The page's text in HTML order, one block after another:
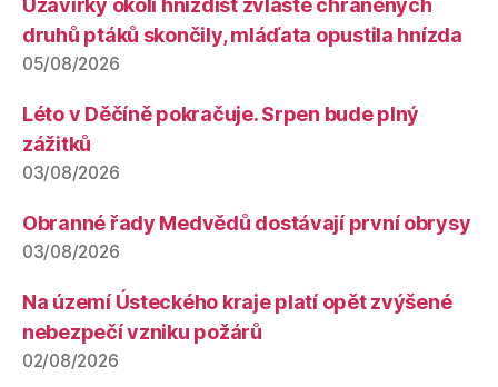
Uzavírky okolí hnízdišť zvláště chráněných
druhů ptáků skončily, mláďata opustila hnízda
05/08/2026
Léto v Děčíně pokračuje. Srpen bude plný
zážitků
03/08/2026
Obranné řady Medvědů dostávají první obrysy
03/08/2026
Na území Ústeckého kraje platí opět zvýšené
nebezpečí vzniku požárů
02/08/2026